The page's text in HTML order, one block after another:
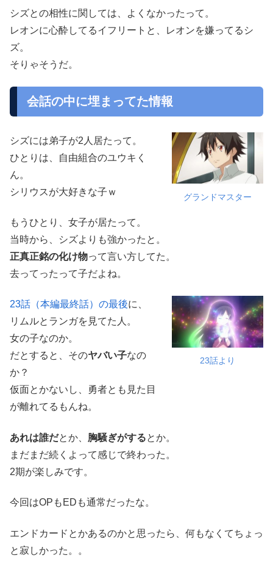
シズとの相性に関しては、よくなかったって。
レオンに心酔してるイフリートと、レオンを嫌ってるシ
ズ。
そりゃそうだ。
会話の中に埋まってた情報
グランドマスター
シズには弟子が2人居たって。
ひとりは、自由組合のユウキく
ん。
シリウスが大好きな子ｗ
もうひとり、女子が居たって。
当時から、シズよりも強かったと。
正真正銘の化け物って言い方してた。
去ってったって子だよね。
23話より
23話（本編最終話）の最後に、
リムルとランガを見てた人。
女の子なのか。
だとすると、そのヤバい子なの
か？
仮面とかないし、勇者とも見た目
が離れてるもんね。
あれは誰だとか、 胸騒ぎがするとか。
まだまだ続くよって感じで終わった。
2期が楽しみです。
今回はOPもEDも通常だったな。
エンドカードとかあるのかと思ったら、何もなくてちょっ
と寂しかった。。